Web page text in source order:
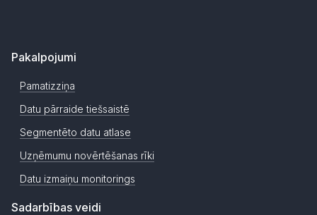
Pakalpojumi
Pamatizziņa
Datu pārraide tiešsaistē
Segmentēto datu atlase
Uzņēmumu novērtēšanas rīki
Datu izmaiņu monitorings
Sadarbības veidi